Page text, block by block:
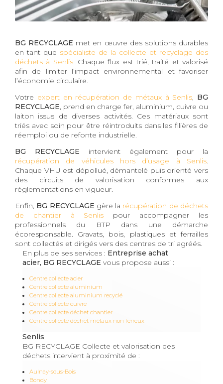
BG RECYCLAGE met en œuvre des solutions durables
en tant que spécialiste de la collecte et recyclage des
déchets à Senlis. Chaque flux est trié, traité et valorisé
afin de limiter l’impact environnemental et favoriser
l’économie circulaire.
Votre expert en récupération de métaux à Senlis, BG
RECYCLAGE, prend en charge fer, aluminium, cuivre ou
laiton issus de diverses activités. Ces matériaux sont
triés avec soin pour être réintroduits dans les filières de
réemploi ou de refonte industrielle.
BG RECYCLAGE intervient également pour la
récupération de véhicules hors d’usage à Senlis.
Chaque VHU est dépollué, démantelé puis orienté vers
des circuits de valorisation conformes aux
réglementations en vigueur.
Enfin, BG RECYCLAGE gère la récupération de déchets
de chantier à Senlis pour accompagner les
professionnels du BTP dans une démarche
écoresponsable. Gravats, bois, plastiques et ferrailles
sont collectés et dirigés vers des centres de tri agréés.
En plus de ses services : Entreprise achat
acier, BG RECYCLAGE vous propose aussi :
Centre collecte acier
Centre collecte aluminium
Centre collecte aluminium recyclé
Centre collecte cuivre
Centre collecte déchet chantier
Centre collecte déchet métaux non ferreux
Senlis
BG RECYCLAGE Collecte et valorisation des
déchets intervient à proximité de :
Aulnay-sous-Bois
Bondy